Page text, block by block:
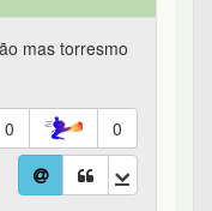
mas torresmo
0 0